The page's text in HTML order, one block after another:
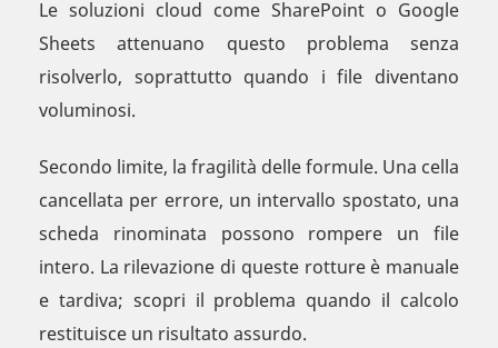
Le soluzioni cloud come SharePoint o Google
Sheets attenuano questo problema senza
risolverlo, soprattutto quando i file diventano
voluminosi.
Secondo limite, la fragilità delle formule. Una cella
cancellata per errore, un intervallo spostato, una
scheda rinominata possono rompere un file
intero. La rilevazione di queste rotture è manuale
e tardiva; scopri il problema quando il calcolo
restituisce un risultato assurdo.